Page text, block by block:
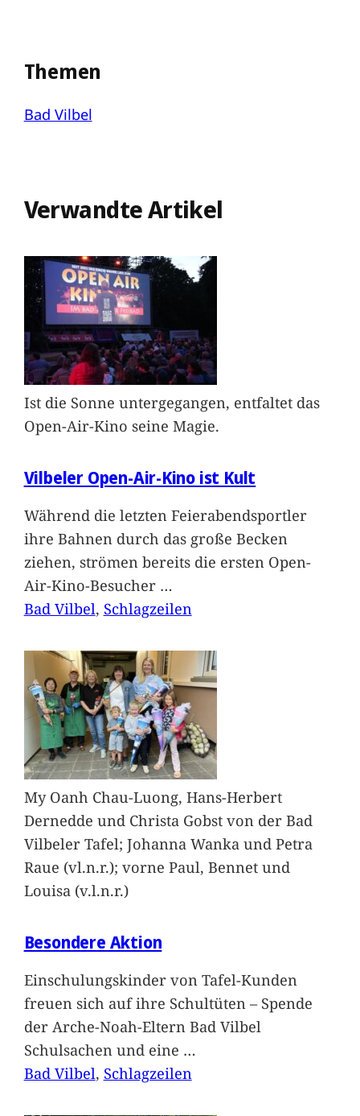
Themen
Bad Vilbel
Verwandte Artikel
Ist die Sonne untergegangen, entfaltet das
Open-Air-Kino seine Magie.
Vilbeler Open-Air-Kino ist Kult
Während die letzten Feierabendsportler
ihre Bahnen durch das große Becken
ziehen, strömen bereits die ersten Open-
Air-Kino-Besucher …
Bad Vilbel, Schlagzeilen
My Oanh Chau-Luong, Hans-Herbert
Dernedde und Christa Gobst von der Bad
Vilbeler Tafel; Johanna Wanka und Petra
Raue (vl.n.r.); vorne Paul, Bennet und
Louisa (v.l.n.r.)
Besondere Aktion
Einschulungskinder von Tafel-Kunden
freuen sich auf ihre Schultüten – Spende
der Arche-Noah-Eltern Bad Vilbel
Schulsachen und eine …
Bad Vilbel, Schlagzeilen